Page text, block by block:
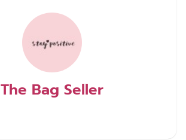
The Bag Seller